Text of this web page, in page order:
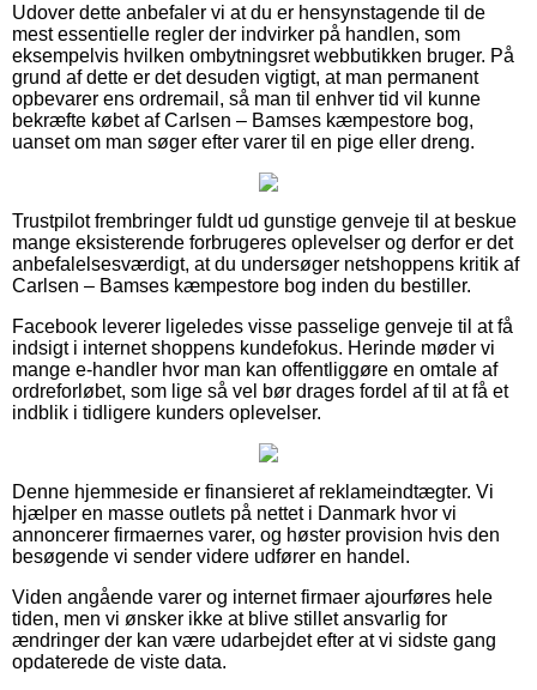
Udover dette anbefaler vi at du er hensynstagende til de
mest essentielle regler der indvirker på handlen, som
eksempelvis hvilken ombytningsret webbutikken bruger. På
grund af dette er det desuden vigtigt, at man permanent
opbevarer ens ordremail, så man til enhver tid vil kunne
bekræfte købet af Carlsen – Bamses kæmpestore bog,
uanset om man søger efter varer til en pige eller dreng.
Trustpilot frembringer fuldt ud gunstige genveje til at beskue
mange eksisterende forbrugeres oplevelser og derfor er det
anbefalelsesværdigt, at du undersøger netshoppens kritik af
Carlsen – Bamses kæmpestore bog inden du bestiller.
Facebook leverer ligeledes visse passelige genveje til at få
indsigt i internet shoppens kundefokus. Herinde møder vi
mange e-handler hvor man kan offentliggøre en omtale af
ordreforløbet, som lige så vel bør drages fordel af til at få et
indblik i tidligere kunders oplevelser.
Denne hjemmeside er finansieret af reklameindtægter. Vi
hjælper en masse outlets på nettet i Danmark hvor vi
annoncerer firmaernes varer, og høster provision hvis den
besøgende vi sender videre udfører en handel.
Viden angående varer og internet firmaer ajourføres hele
tiden, men vi ønsker ikke at blive stillet ansvarlig for
ændringer der kan være udarbejdet efter at vi sidste gang
opdaterede de viste data.